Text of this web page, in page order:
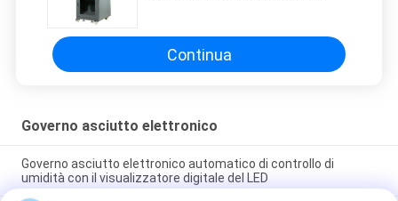
Continua
Governo asciutto elettronico
Governo asciutto elettronico automatico di controllo di
umidità con il visualizzatore digitale del LED